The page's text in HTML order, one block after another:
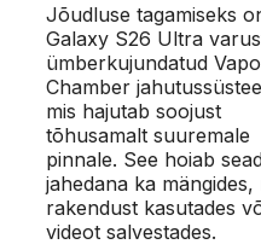
Jõudluse tagamiseks
Galaxy S26 Ultra
ümberkujundatud
Chamber
mis hajutab soojust
tõhusamalt suuremale
pinnale. See hoiab
jahedana ka mängides,
rakendust kasutades
videot salvestades.